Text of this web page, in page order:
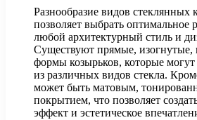
Разнообразие видов стеклянных
позволяет выбрать оптимальное
любой архитектурный стиль и
Существуют прямые, изогнутые,
формы козырьков, которые
из различных видов стекла.
может быть матовым,
покрытием, что позволяет
эффект и эстетическое